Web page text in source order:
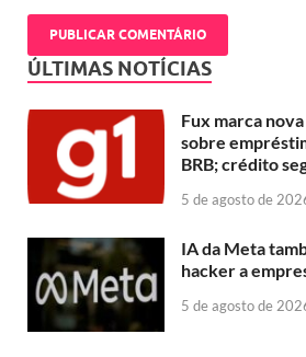
ÚLTIMAS NOTÍCIAS
Fux marca
sobre
BRB; crédito
5 de agosto de
IA da Meta
hacker a
5 de agosto de